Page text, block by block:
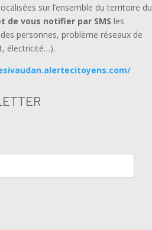
sur l’ensemble du territoire du
de vous notifier par SMS les
personnes, problème réseaux de
électricité…).